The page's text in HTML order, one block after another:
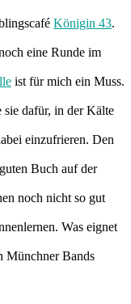
Königin 43.
eine Runde im
ist für mich ein Muss.
sie dafür, in der Kälte
einzufrieren. Den
Buch auf der
noch nicht so gut
Was eignet
Münchner Bands